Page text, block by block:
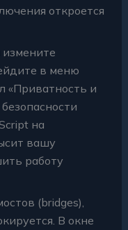
откроется
в меню
«Приватность и
на
вашу
работу
(bridges),
В окне